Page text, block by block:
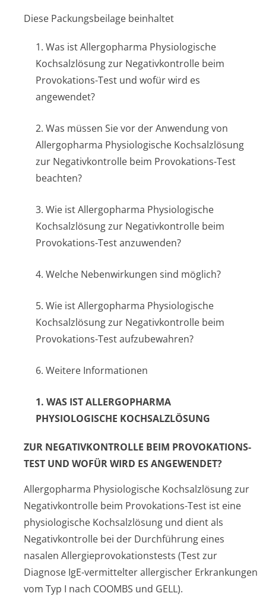
Diese Packungsbeilage beinhaltet
1. Was ist Allergopharma Physiologische
Kochsalzlösung zur Negativkontrolle beim
Provokations-Test und wofür wird es
angewendet?
2. Was müssen Sie vor der Anwendung von
Allergopharma Physiologische Kochsalzlösung
zur Negativkontrolle beim Provokations-Test
beachten?
3. Wie ist Allergopharma Physiologische
Kochsalzlösung zur Negativkontrolle beim
Provokations-Test anzuwenden?
4. Welche Nebenwirkungen sind möglich?
5. Wie ist Allergopharma Physiologische
Kochsalzlösung zur Negativkontrolle beim
Provokations-Test aufzubewahren?
6. Weitere Informationen
1. WAS IST ALLERGOPHARMA
PHYSIOLOGISCHE KOCHSALZLÖSUNG
ZUR NEGATIVKONTROLLE BEIM PROVOKATIONS-
TEST UND WOFÜR WIRD ES ANGEWENDET?
Allergopharma Physiologische Kochsalzlösung zur
Negativkontrolle beim Provokations-Test ist eine
physiologische Kochsalzlösung und dient als
Negativkontrolle bei der Durchführung eines
nasalen Allergieprovo­kationstests (Test zur
Diagnose IgE-vermittelter allergischer Erkrankungen
vom Typ I nach COOMBS und GELL).